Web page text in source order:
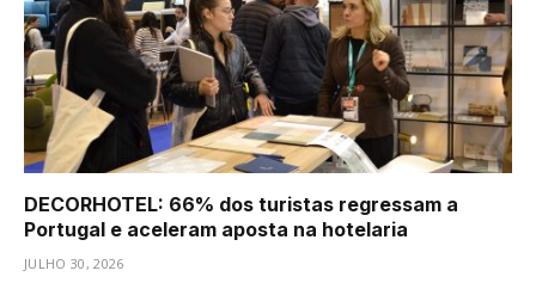
DECORHOTEL: 66% dos turistas regressam a
Portugal e aceleram aposta na hotelaria
JULHO 30, 2026